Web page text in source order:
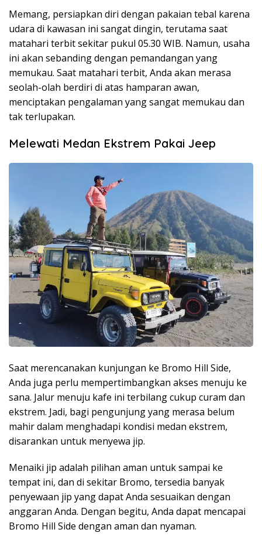
Memang, persiapkan diri dengan pakaian tebal karena
udara di kawasan ini sangat dingin, terutama saat
matahari terbit sekitar pukul 05.30 WIB. Namun, usaha
ini akan sebanding dengan pemandangan yang
memukau. Saat matahari terbit, Anda akan merasa
seolah-olah berdiri di atas hamparan awan,
menciptakan pengalaman yang sangat memukau dan
tak terlupakan.
Melewati Medan Ekstrem Pakai Jeep
Saat merencanakan kunjungan ke Bromo Hill Side,
Anda juga perlu mempertimbangkan akses menuju ke
sana. Jalur menuju kafe ini terbilang cukup curam dan
ekstrem. Jadi, bagi pengunjung yang merasa belum
mahir dalam menghadapi kondisi medan ekstrem,
disarankan untuk menyewa jip.
Menaiki jip adalah pilihan aman untuk sampai ke
tempat ini, dan di sekitar Bromo, tersedia banyak
penyewaan jip yang dapat Anda sesuaikan dengan
anggaran Anda. Dengan begitu, Anda dapat mencapai
Bromo Hill Side dengan aman dan nyaman.